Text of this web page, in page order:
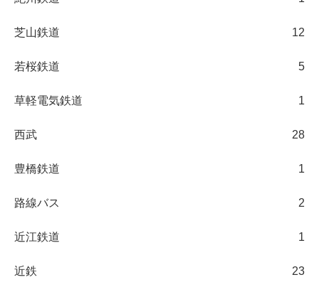
芝山鉄道 12
若桜鉄道 5
草軽電気鉄道 1
西武 28
豊橋鉄道 1
路線バス 2
近江鉄道 1
近鉄 23